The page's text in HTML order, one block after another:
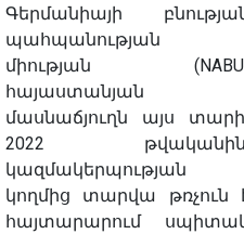
Գերմանիայի
պահպանության
միության
հայաստանյան
մասնաճյուղն այս
2022
կազմակերպության
կողմից տարվա թռչուն
հայտարարում